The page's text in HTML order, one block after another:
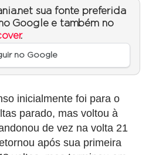
sua fonte preferida
Google e também no
.
no Google
inicialmente foi para o
parado, mas voltou à
de vez na volta 21
após sua primeira